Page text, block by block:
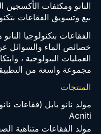
النانو ومكثفات
بيع وتسويق الفقاعات
الفقاعات بتكنولوجيا
خصائص الماء والسوائل
العمليات البيولوجية ،
مجموعة واسعة من
المنتجات
Acniti
مولد الفقاعات متناهية